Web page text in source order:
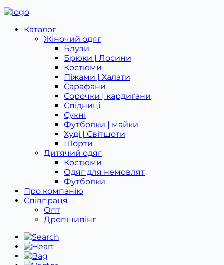
Каталог
Жіночий одяг
Блузи
Брюки | Лосини
Костюми
Піжами | Халати
Сарафани
Сорочки | кардигани
Спідниці
Сукні
Футболки | майки
Худі | Світшоти
Шорти
Дитячий одяг
Костюми
Одяг для немовлят
Футболки
Про компанію
Співпраця
Опт
Дропшипінг